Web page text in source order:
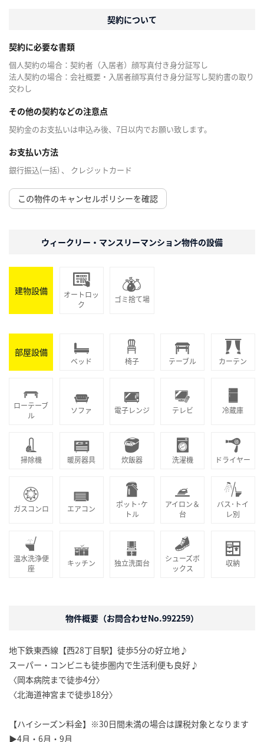
契約について
契約に必要な書類
個人契約の場合：契約者（入居者）顔写真付き身分証写し
法人契約の場合：会社概要・入居者顔写真付き身分証写し契約書の取り
交わし
その他の契約などの注意点
契約金のお支払いは申込み後、7日以内でお願い致します。
お支払い方法
銀行振込(一括) 、 クレジットカード
この物件のキャンセルポリシーを確認
ウィークリー・マンスリーマンション物件の設備
建物設備
オートロッ
ク
ゴミ捨て場
部屋設備
ベッド 椅子 テーブル カーテン
ローテーブ
ル
ソファ 電子レンジ テレビ 冷蔵庫
掃除機 暖房器具 炊飯器 洗濯機 ドライヤー
ガスコンロ エアコン
ポット･ケ
トル
アイロン＆
台
バス･トイ
レ別
温水洗浄便
座
キッチン 独立洗面台
シューズボ
ックス
収納
物件概要（お問合わせNo.992259）
地下鉄東西線【西28丁目駅】徒歩5分の好立地♪
スーパー・コンビニも徒歩圏内で生活利便も良好♪
〈岡本病院まで徒歩4分〉
〈北海道神宮まで徒歩18分〉
【ハイシーズン料金】※30日間未満の場合は課税対象となります
▶4月・6月・9月